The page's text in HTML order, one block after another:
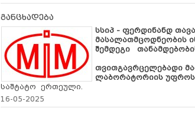
განცხადება
სსიპ - ფერდინანდ
მასალათმცოდნეობის
შემდეგი
თვითგავრცელებადი
ლაბორატორიის
საშტატო ერთეული.
16-05-2025